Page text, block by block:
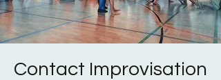
Contact Improvisation